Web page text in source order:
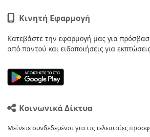
Κινητή Εφαρμογή
Κατεβάστε την εφαρμογή μας για
από παντού και ειδοποιήσεις για
Κοινωνικά Δίκτυα
Μείνετε συνδεδεμένοι για τις τελευταίες